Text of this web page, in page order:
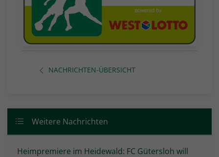
NACHRICHTEN-ÜBERSICHT
Weitere Nachrichten
Heimpremiere im Heidewald: FC Gütersloh will